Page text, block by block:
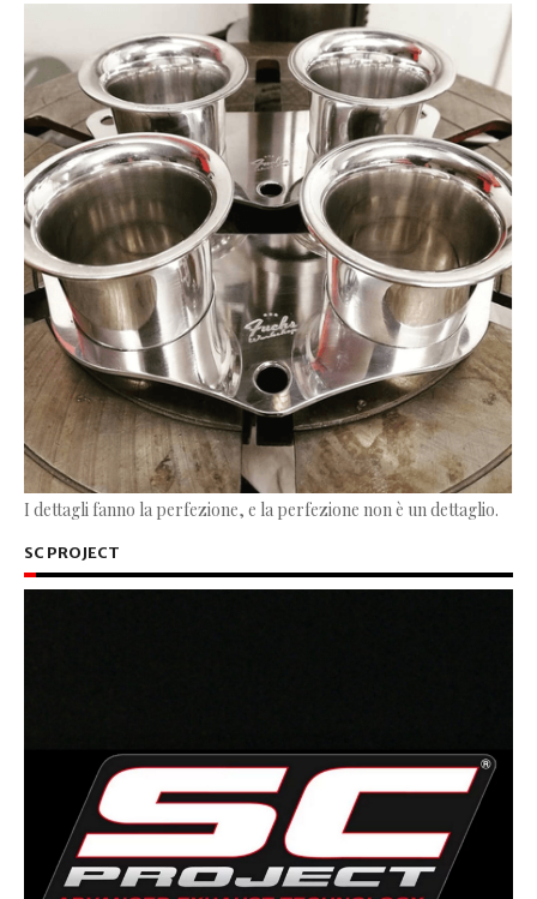
I dettagli fanno la perfezione, e la perfezione non è un dettaglio.
SC PROJECT